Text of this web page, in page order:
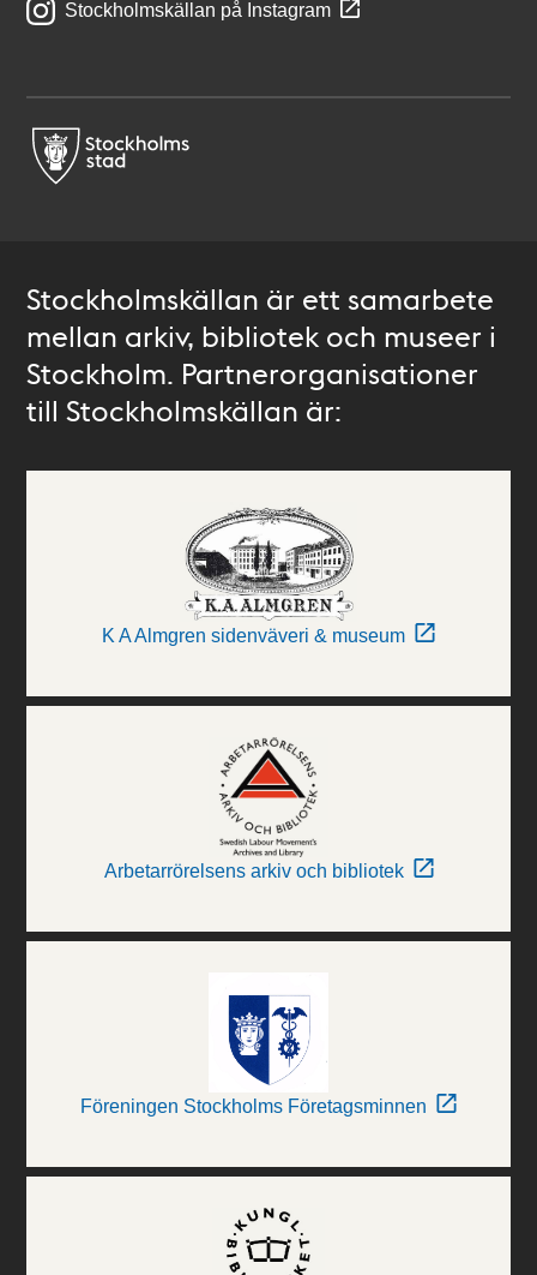
Stockholmskällan på Instagram
Stockholmskällan är ett samarbete
mellan arkiv, bibliotek och museer i
Stockholm. Partnerorganisationer
till Stockholmskällan är:
K A Almgren sidenväveri & museum
Arbetarrörelsens arkiv och bibliotek
Föreningen Stockholms Företagsminnen